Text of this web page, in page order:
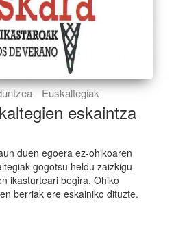
Euskaltegiak
eskaintza
duen egoera ez-ohikoaren
gogotsu heldu zaizkigu
ikasturteari begira. Ohiko
berriak ere eskainiko dituzte.